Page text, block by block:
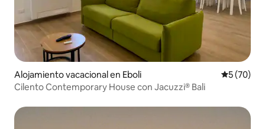
Alojamiento vacacional en Eboli
5 (70)
Cilento Contemporary House con Jacuzzi® Bali